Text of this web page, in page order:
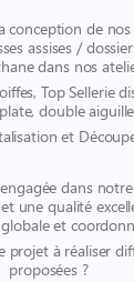
conception de
assises /
dans nos
Top Sellerie
double
et
dans
une qualité
et
projet à réaliser
proposées ?